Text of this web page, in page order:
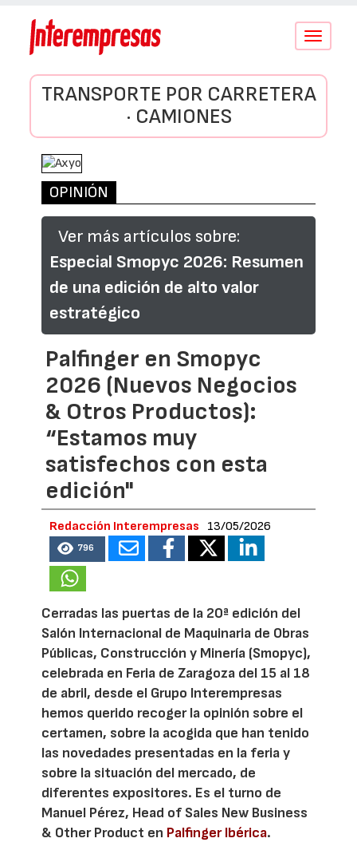
Conmutar
TRANSPORTE POR CARRETERA
· CAMIONES
OPINIÓN
Ver más artículos sobre:
Especial Smopyc 2026: Resumen
de una edición de alto valor
estratégico
Palfinger en Smopyc
2026 (Nuevos Negocios
& Otros Productos):
“Estamos muy
satisfechos con esta
edición"
Redacción Interempresas 13/05/2026
796
Cerradas las puertas de la 20ª edición del
Salón Internacional de Maquinaria de Obras
Públicas, Construcción y Minería (Smopyc),
celebrada en Feria de Zaragoza del 15 al 18
de abril, desde el Grupo Interempresas
hemos querido recoger la opinión sobre el
certamen, sobre la acogida que han tenido
las novedades presentadas en la feria y
sobre la situación del mercado, de
diferentes expositores. Es el turno de
Manuel Pérez, Head of Sales New Business
& Other Product en Palfinger Ibérica.